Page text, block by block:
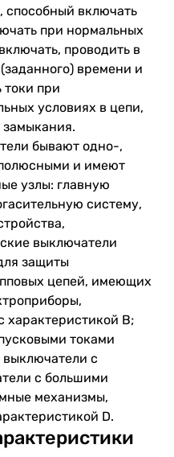
способный включать
при нормальных
проводить в
времени и
токи при
условиях в цепи,
замыкания.
бывают одно-,
и имеют
узлы: главную
систему,
выключатели
защиты
цепей, имеющих
характеристикой В;
токами
выключатели с
с большими
механизмы,
D.